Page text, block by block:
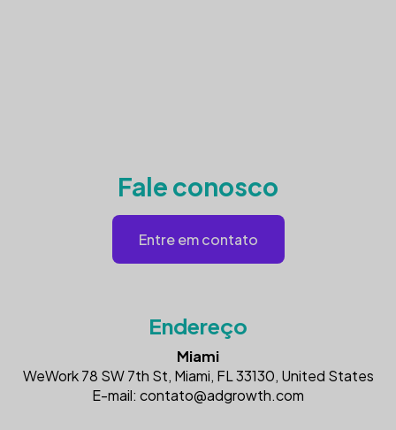
Fale conosco
Entre em contato
Endereço
Miami
WeWork 78 SW 7th St, Miami, FL 33130, United States
E-mail: contato@adgrowth.com